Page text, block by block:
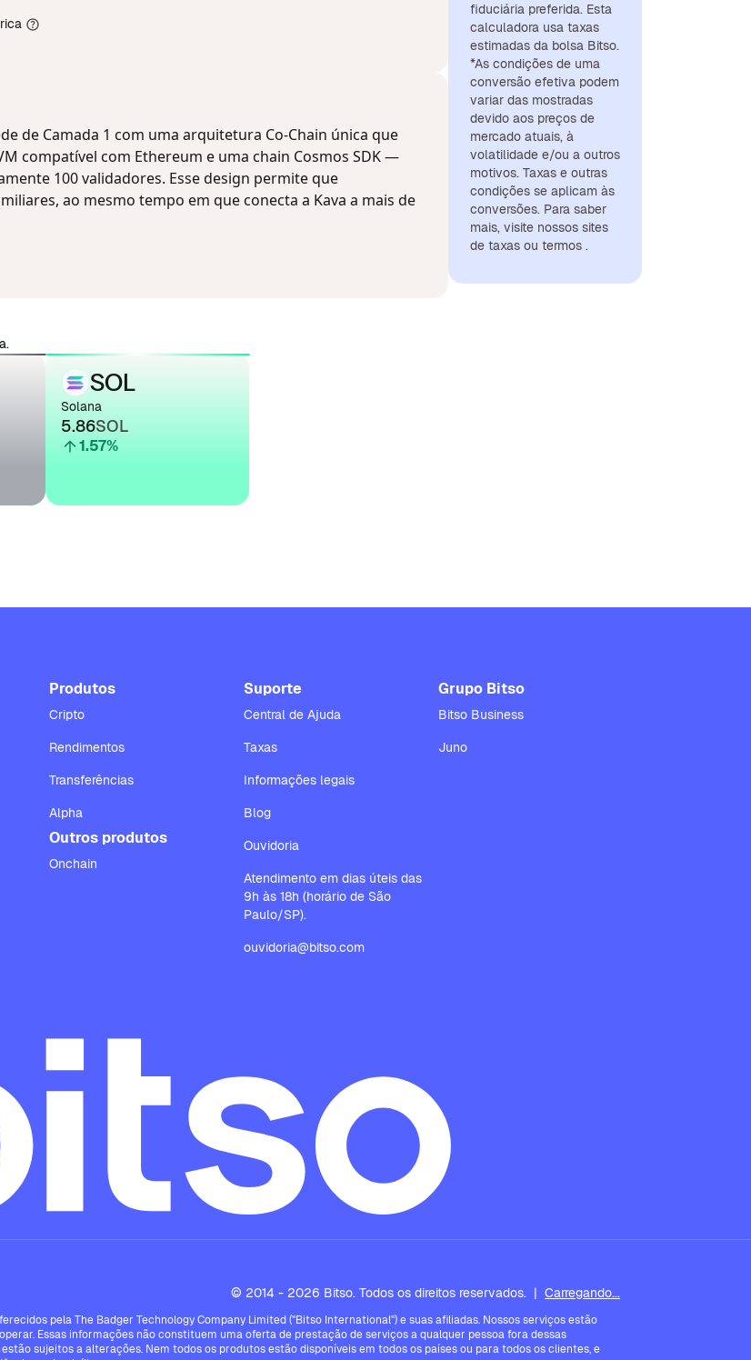
de Camada 1 com uma arquitetura Co-Chain única que
compatível com Ethereum e uma chain Cosmos SDK —
100 validadores. Esse design permite que
ao mesmo tempo em que conecta a Kava a mais de
fiduciária preferida. Esta
calculadora usa taxas
estimadas da bolsa Bitso.
*As condições de uma
conversão efetiva podem
variar das mostradas
devido aos preços de
mercado atuais, à
volatilidade e/ou a outros
motivos. Taxas e outras
condições se aplicam às
conversões. Para saber
mais, visite nossos sites
de taxas ou termos .
SOL
Solana
5.86SOL
1.57%
Produtos
Cripto
Rendimentos
Transferências
Alpha
Outros produtos
Onchain
Suporte
Central de Ajuda
Taxas
Informações legais
Blog
Ouvidoria
Atendimento em dias úteis das
9h às 18h (horário de São
Paulo/SP).
ouvidoria@bitso.com
Grupo Bitso
Bitso Business
Juno
© 2014 - 2026 Bitso. Todos os direitos reservados. | Carregando...
pela The Badger Technology Company Limited ("Bitso International") e suas afiliadas. Nossos serviços estão
Essas informações não constituem uma oferta de prestação de serviços a qualquer pessoa fora dessas
sujeitos a alterações. Nem todos os produtos estão disponíveis em todos os países ou para todos os clientes, e